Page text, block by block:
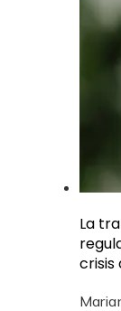
La
crisis